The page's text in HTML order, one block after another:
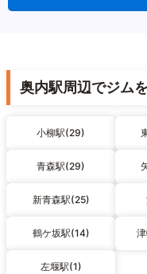
奥内駅周辺でジム
小柳駅(29)
青森駅(29)
新青森駅(25)
鶴ケ坂駅(14)
左堰駅(1)